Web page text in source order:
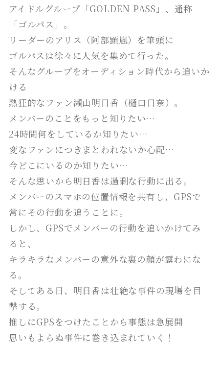
アイドルグループ「GOLDEN PASS」、通称
「ゴルパス」。
リーダーのアリス（阿部顕嵐）を筆頭に
ゴルパスは徐々に人気を集めて行った。
そんなグループをオーディション時代から追いか
ける
熱狂的なファン瀬山明日香（樋口日奈）。
メンバーのことをもっと知りたい…
24時間何をしているか知りたい…
変なファンにつきまとわれないか心配…
今どこにいるのか知りたい…
そんな思いから明日香は過剰な行動に出る。
メンバーのスマホの位置情報を共有し、GPSで
常にその行動を追うことに。
しかし、GPSでメンバーの行動を追いかけてみ
ると、
キラキラなメンバーの意外な裏の顔が露わにな
る。
そしてある日、明日香は壮絶な事件の現場を目
撃する。
推しにGPSをつけたことから事態は急展開
思いもよらぬ事件に巻き込まれていく！